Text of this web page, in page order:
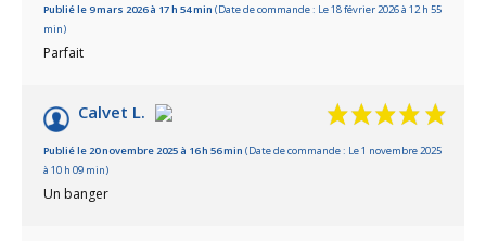
Basé sur 8 avis
Publié le 9 mars 2026 à 17 h 54 min (Date de commande : Le 18 février 2026 à 12 h 55
min)
Parfait
Calvet L.
Publié le 20 novembre 2025 à 16 h 56 min (Date de commande : Le 1 novembre 2025
à 10 h 09 min)
Un banger